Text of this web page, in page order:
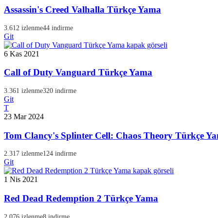
Assassin's Creed Valhalla Türkçe Yama
3.612 izlenme44 indirme
Git
6 Kas 2021
Call of Duty Vanguard Türkçe Yama
3.361 izlenme320 indirme
Git
T
23 Mar 2024
Tom Clancy's Splinter Cell: Chaos Theory Türkçe
2.317 izlenme124 indirme
Git
1 Nis 2021
Red Dead Redemption 2 Türkçe Yama